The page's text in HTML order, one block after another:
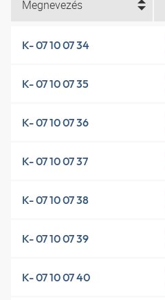
Megnevezés
K- 07 10 07 34
K- 07 10 07 35
K- 07 10 07 36
K- 07 10 07 37
K- 07 10 07 38
K- 07 10 07 39
K- 07 10 07 40